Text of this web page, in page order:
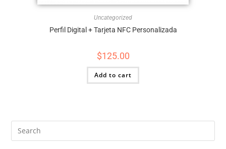
Uncategorized
Perfil Digital + Tarjeta NFC Personalizada
$125.00
Add to cart